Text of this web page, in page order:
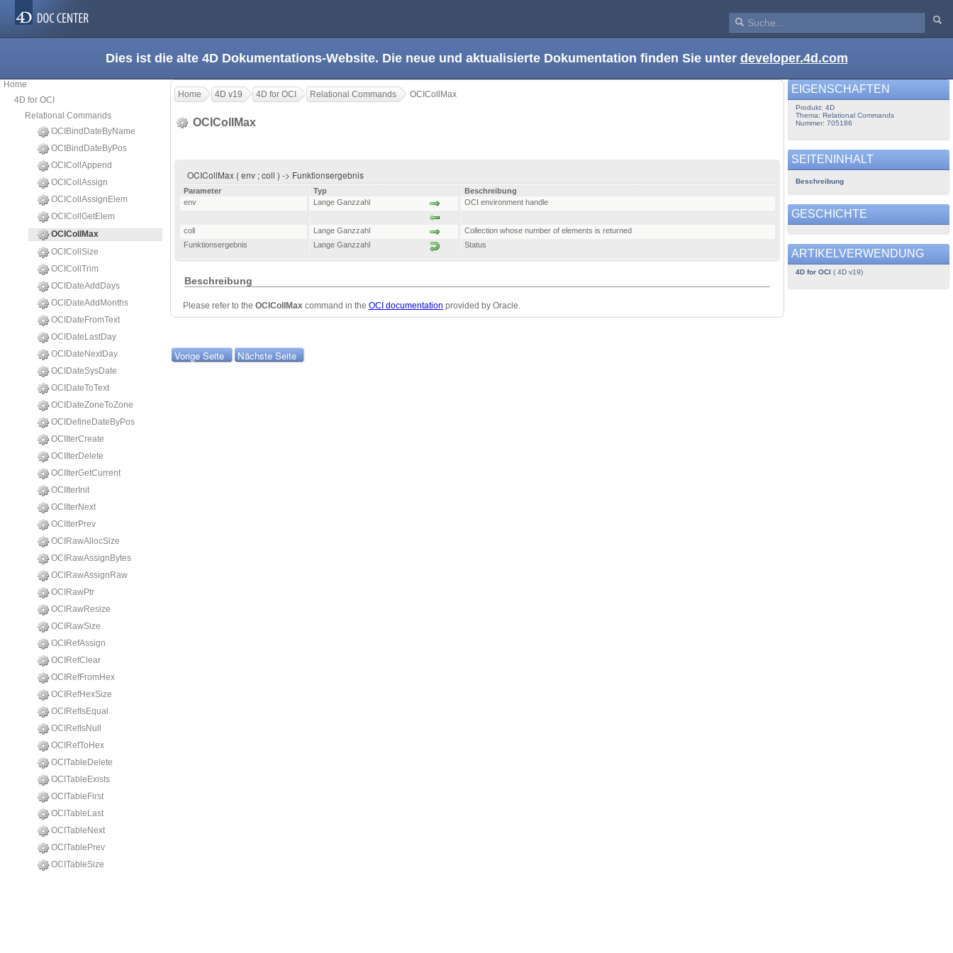
Dies ist die alte 4D Dokumentations-Website. Die neue und aktualisierte Dokumentation finden Sie unter developer.4d.com
Home
4D for OCI
Relational Commands
OCIBindDateByName
OCIBindDateByPos
OCICollAppend
OCICollAssign
OCICollAssignElem
OCICollGetElem
OCICollMax
OCICollSize
OCICollTrim
OCIDateAddDays
OCIDateAddMonths
OCIDateFromText
OCIDateLastDay
OCIDateNextDay
OCIDateSysDate
OCIDateToText
OCIDateZoneToZone
OCIDefineDateByPos
OCIIterCreate
OCIIterDelete
OCIIterGetCurrent
OCIIterInit
OCIIterNext
OCIIterPrev
OCIRawAllocSize
OCIRawAssignBytes
OCIRawAssignRaw
OCIRawPtr
OCIRawResize
OCIRawSize
OCIRefAssign
OCIRefClear
OCIRefFromHex
OCIRefHexSize
OCIRefIsEqual
OCIRefIsNull
OCIRefToHex
OCITableDelete
OCITableExists
OCITableFirst
OCITableLast
OCITableNext
OCITablePrev
OCITableSize
Home 4D v19 4D for OCI Relational Commands OCICollMax
OCICollMax
OCICollMax ( env ; coll ) -> Funktionsergebnis
Parameter Typ
Beschreibung
env
Lange Ganzzahl OCI environment handle
coll Lange Ganzzahl
Collection whose number of elements is returned
Funktionsergebnis
Lange Ganzzahl Status
Beschreibung
Please refer to the OCICollMax command in the OCI documentation provided by Oracle.
Vorige Seite Nächste Seite
EIGENSCHAFTEN
Produkt: 4D
Thema: Relational Commands
Nummer: 705186
SEITENINHALT
Beschreibung
GESCHICHTE
ARTIKELVERWENDUNG
4D for OCI ( 4D v19)